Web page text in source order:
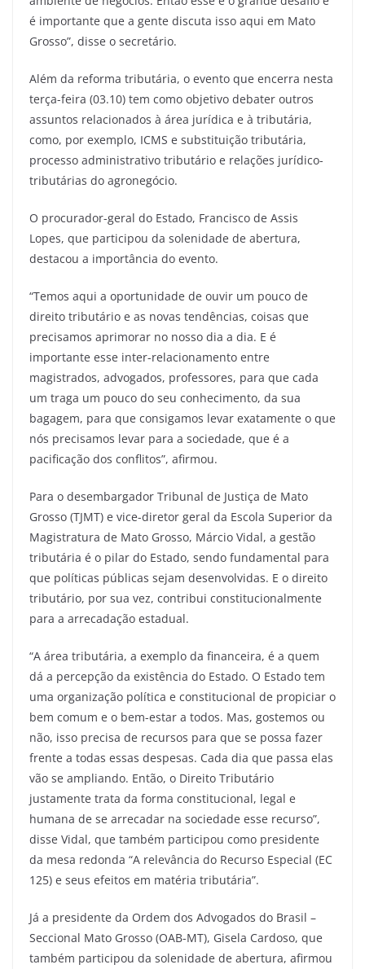
é importante que a gente discuta isso aqui em Mato
Grosso”, disse o secretário.
Além da reforma tributária, o evento que encerra nesta
terça-feira (03.10) tem como objetivo debater outros
assuntos relacionados à área jurídica e à tributária,
como, por exemplo, ICMS e substituição tributária,
processo administrativo tributário e relações jurídico-
tributárias do agronegócio.
O procurador-geral do Estado, Francisco de Assis
Lopes, que participou da solenidade de abertura,
destacou a importância do evento.
“Temos aqui a oportunidade de ouvir um pouco de
direito tributário e as novas tendências, coisas que
precisamos aprimorar no nosso dia a dia. E é
importante esse inter-relacionamento entre
magistrados, advogados, professores, para que cada
um traga um pouco do seu conhecimento, da sua
bagagem, para que consigamos levar exatamente o que
nós precisamos levar para a sociedade, que é a
pacificação dos conflitos”, afirmou.
Para o desembargador Tribunal de Justiça de Mato
Grosso (TJMT) e vice-diretor geral da Escola Superior da
Magistratura de Mato Grosso, Márcio Vidal, a gestão
tributária é o pilar do Estado, sendo fundamental para
que políticas públicas sejam desenvolvidas. E o direito
tributário, por sua vez, contribui constitucionalmente
para a arrecadação estadual.
“A área tributária, a exemplo da financeira, é a quem
dá a percepção da existência do Estado. O Estado tem
uma organização política e constitucional de propiciar o
bem comum e o bem-estar a todos. Mas, gostemos ou
não, isso precisa de recursos para que se possa fazer
frente a todas essas despesas. Cada dia que passa elas
vão se ampliando. Então, o Direito Tributário
justamente trata da forma constitucional, legal e
humana de se arrecadar na sociedade esse recurso”,
disse Vidal, que também participou como presidente
da mesa redonda “A relevância do Recurso Especial (EC
125) e seus efeitos em matéria tributária”.
Já a presidente da Ordem dos Advogados do Brasil –
Seccional Mato Grosso (OAB-MT), Gisela Cardoso, que
também participou da solenidade de abertura, afirmou